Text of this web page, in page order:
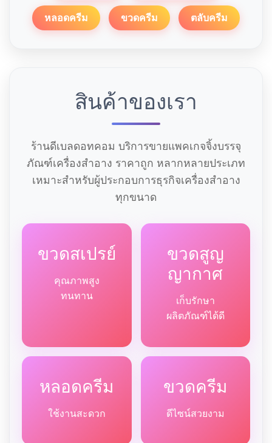
หลอดครีม ขวดครีม ตลับครีม
สินค้าของเรา
ร้านดีเบลดอทคอม บริการขายแพคเกจจิ้งบรรจุ
ภัณฑ์เครื่องสำอาง ราคาถูก หลากหลายประเภท
เหมาะสำหรับผู้ประกอบการธุรกิจเครื่องสำอาง
ทุกขนาด
ขวดสเปรย์
คุณภาพสูง
ทนทาน
ขวดสูญ
ญากาศ
เก็บรักษา
ผลิตภัณฑ์ได้ดี
หลอดครีม
ใช้งานสะดวก
ขวดครีม
ดีไซน์สวยงาม